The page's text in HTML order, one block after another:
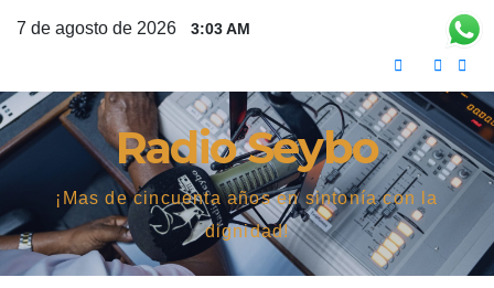
7 de agosto de 2026 3:03 AM
Radio Seybo
¡Mas de cincuenta años en sintonía con la
dignidad!